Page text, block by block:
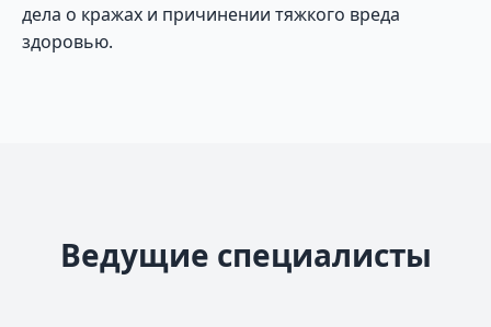
дела о кражах и причинении тяжкого вреда
здоровью.
Ведущие специалисты